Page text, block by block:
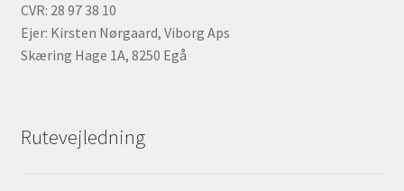
CVR: 28 97 38 10
Ejer: Kirsten Nørgaard, Viborg Aps
Skæring Hage 1A, 8250 Egå
Rutevejledning